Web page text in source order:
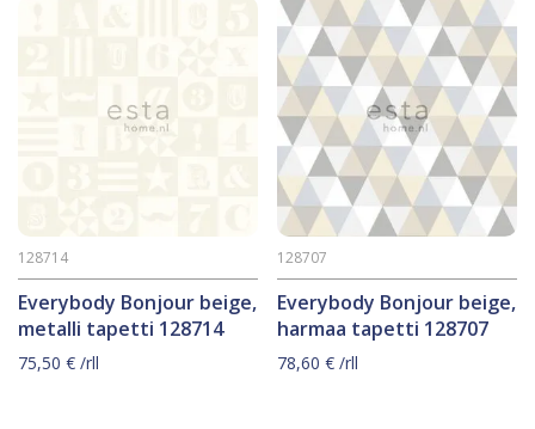
Everybody Bonjour beige,
metalli tapetti 128714
128714
75,50 € /rll
Everybody Bonjour beige,
harmaa tapetti 128707
128707
78,60€ /rll